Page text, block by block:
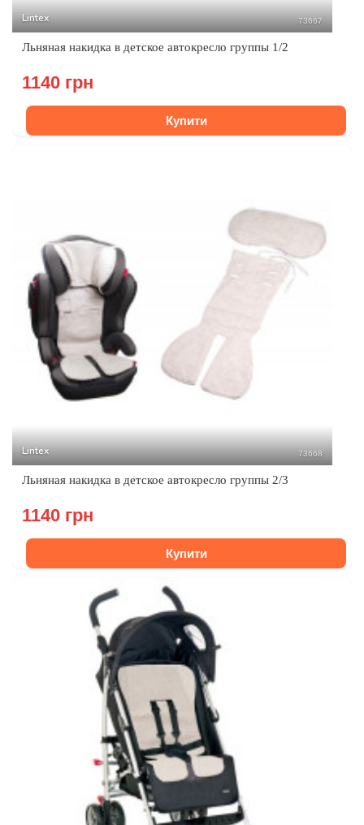
Lintex 73667
Льняная накидка в детское автокресло группы 1/2
1140 грн
Купити
Lintex 73668
Льняная накидка в детское автокресло группы 2/3
1140 грн
Купити